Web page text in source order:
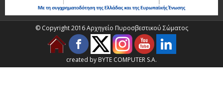
© Copyright 2016 Αρχηγείο Πυροσβεστικού Σώματος
created by BYTE COMPUTER S.A.